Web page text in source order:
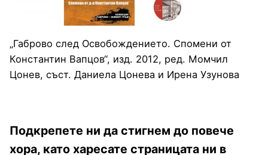
„Габрово след Освобождението. Спомени от
Константин Вапцов“, изд. 2012, ред. Момчил
Цонев, съст. Даниела Цонева и Ирена Узунова
Подкрепете ни да стигнем до повече
хора, като харесате страницата ни в